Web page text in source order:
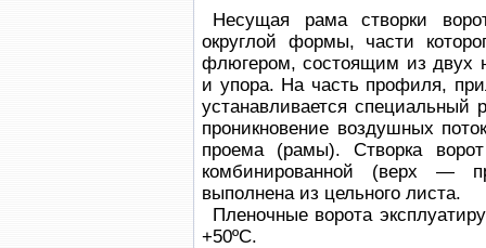
Несущая рама створки
округлой формы, части
флюгером, состоящим из двух
и упора. На часть профиля,
устанавливается
проникновение воздушных
проема (рамы). Створка
комбинированной (верх —
выполнена из цельного листа.
Пленочные ворота
+50ºС.